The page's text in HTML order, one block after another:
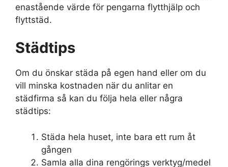
enastående värde för pengarna flytthjälp och
flyttstäd.
Städtips
Om du önskar städa på egen hand eller om du
vill minska kostnaden när du anlitar en
städfirma så kan du följa hela eller några
städtips:
Städa hela huset, inte bara ett rum åt
gången
Samla alla dina rengörings verktyg/medel